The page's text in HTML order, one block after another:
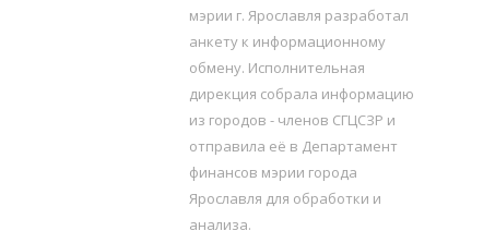
мэрии г. Ярославля разработал
анкету к информационному
обмену. Исполнительная
дирекция собрала информацию
из городов - членов СГЦСЗР и
отправила её в Департамент
финансов мэрии города
Ярославля для обработки и
анализа.